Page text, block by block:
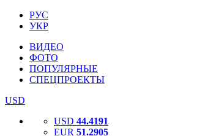
РУС
УКР
ВИДЕО
ФОТО
ПОПУЛЯРНЫЕ
СПЕЦПРОЕКТЫ
USD
USD 44.4191
EUR 51.2905